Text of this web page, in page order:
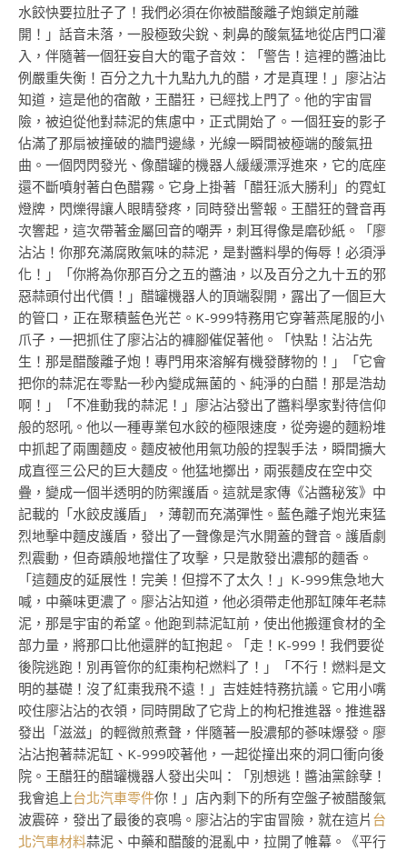
水餃快要拉肚子了！我們必須在你被醋酸離子炮鎖定前離
開！」話音未落，一股極致尖銳、刺鼻的酸氣猛地從店門口灌
入，伴隨著一個狂妄自大的電子音效：「警告！這裡的醬油比
例嚴重失衡！百分之九十九點九九的醋，才是真理！」廖沾沾
知道，這是他的宿敵，王醋狂，已經找上門了。他的宇宙冒
險，被迫從他對蒜泥的焦慮中，正式開始了。一個狂妄的影子
佔滿了那扇被撞破的牆門邊緣，光線一瞬間被極端的酸氣扭
曲。一個閃閃發光、像醋罐的機器人緩緩漂浮進來，它的底座
還不斷噴射著白色醋霧。它身上掛著「醋狂派大勝利」的霓虹
燈牌，閃爍得讓人眼睛發疼，同時發出警報。王醋狂的聲音再
次響起，這次帶著金屬回音的嘲弄，刺耳得像是磨砂紙。「廖
沾沾！你那充滿腐敗氣味的蒜泥，是對醬料學的侮辱！必須淨
化！」「你將為你那百分之五的醬油，以及百分之九十五的邪
惡蒜頭付出代價！」醋罐機器人的頂端裂開，露出了一個巨大
的管口，正在聚積藍色光芒。K-999特務用它穿著燕尾服的小
爪子，一把抓住了廖沾沾的褲腳催促著他。「快點！沾沾先
生！那是醋酸離子炮！專門用來溶解有機發酵物的！」「它會
把你的蒜泥在零點一秒內變成無菌的、純淨的白醋！那是浩劫
啊！」「不准動我的蒜泥！」廖沾沾發出了醬料學家對待信仰
般的怒吼。他以一種專業包水餃的極限速度，從旁邊的麵粉堆
中抓起了兩團麵皮。麵皮被他用氣功般的捏製手法，瞬間擴大
成直徑三公尺的巨大麵皮。他猛地擲出，兩張麵皮在空中交
疊，變成一個半透明的防禦護盾。這就是家傳《沾醬秘笈》中
記載的「水餃皮護盾」，薄韌而充滿彈性。藍色離子炮光束猛
烈地擊中麵皮護盾，發出了一聲像是汽水開蓋的聲音。護盾劇
烈震動，但奇蹟般地擋住了攻擊，只是散發出濃郁的麵香。
「這麵皮的延展性！完美！但撐不了太久！」K-999焦急地大
喊，中藥味更濃了。廖沾沾知道，他必須帶走他那缸陳年老蒜
泥，那是宇宙的希望。他跑到蒜泥缸前，使出他搬運食材的全
部力量，將那口比他還胖的缸抱起。「走！K-999！我們要從
後院逃跑！別再管你的紅棗枸杞燃料了！」「不行！燃料是文
明的基礎！沒了紅棗我飛不遠！」吉娃娃特務抗議。它用小嘴
咬住廖沾沾的衣領，同時開啟了它背上的枸杞推進器。推進器
發出「滋滋」的輕微煎煮聲，伴隨著一股濃郁的蔘味爆發。廖
沾沾抱著蒜泥缸、K-999咬著他，一起從撞出來的洞口衝向後
院。王醋狂的醋罐機器人發出尖叫：「別想逃！醬油黨餘孽！
我會追上台北汽車零件你！」店內剩下的所有空盤子被醋酸氣
波震碎，發出了最後的哀鳴。廖沾沾的宇宙冒險，就在這片 台
北汽車材料蒜泥、中藥和醋酸的混亂中，拉開了帷幕。《平行